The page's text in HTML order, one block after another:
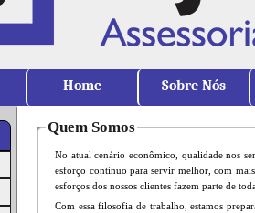
Home Sobre Nós
Quem Somos
No atual cenário econômico, qualidade nos
esforço contínuo para servir melhor, com
esforços dos nossos clientes fazem parte de
Com essa filosofia de trabalho, estamos